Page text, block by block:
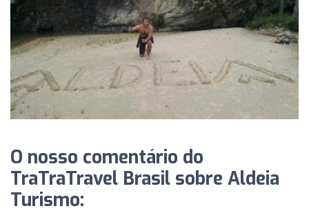
O nosso comentário do
TraTraTravel Brasil sobre Aldeia
Turismo: